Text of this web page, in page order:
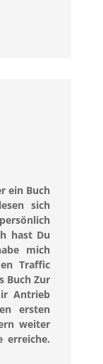
ein Buch
sich
hast Du
mich
Traffic
Buch Zur
Antrieb
ersten
weiter
erreiche.